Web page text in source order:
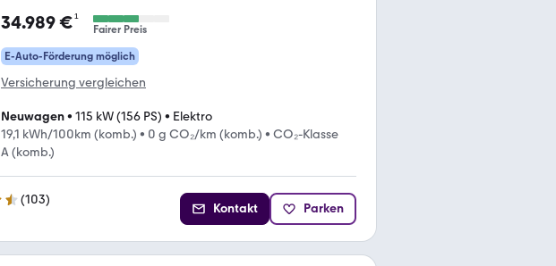
34.989 €¹
Fairer Preis
E-Auto-Förderung möglich
Versicherung vergleichen
Neuwagen• 115 kW (156 PS) • Elektro
19,1 kWh/100km (komb.) • 0 g CO₂/km (komb.) • CO₂-Klasse
A (komb.)
(103)
Kontakt Parken